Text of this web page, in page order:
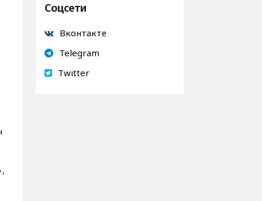
Соцсети
Вконтакте
Telegram
Twitter